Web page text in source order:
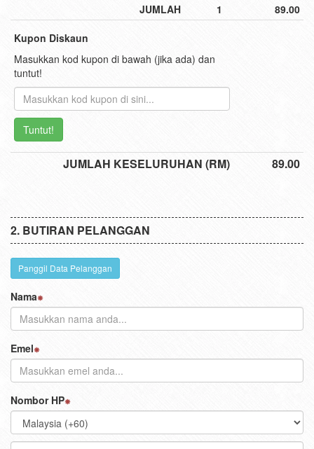
JUMLAH 1 89.00
Kupon Diskaun
Masukkan kod kupon di bawah (jika ada) dan
tuntut!
Tuntut!
JUMLAH KESELURUHAN (RM) 89.00
BUTIRAN PELANGGAN
Panggil Data Pelanggan
Nama
Emel
Nombor HP